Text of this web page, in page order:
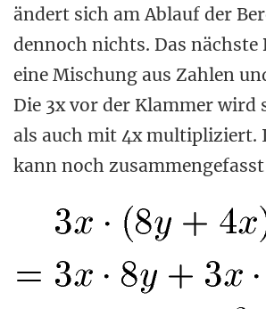
ändert sich am Ablauf der
dennoch nichts. Das nächste
eine Mischung aus Zahlen
Die 3x vor der Klammer wird
als auch mit 4x multipliziert.
kann noch